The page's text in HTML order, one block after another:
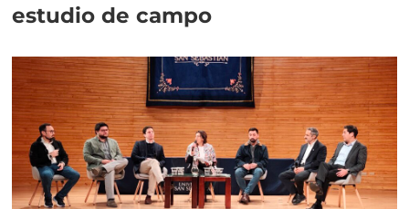
estudio de campo